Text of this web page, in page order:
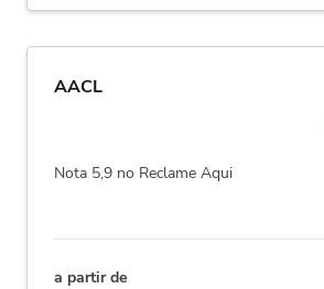
AACL
Nota 5,9 no Reclame Aqui
a partir de